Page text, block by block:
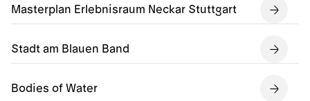
Masterplan Erlebnisraum Neckar Stuttgart
Stadt am Blauen Band
Bodies of Water